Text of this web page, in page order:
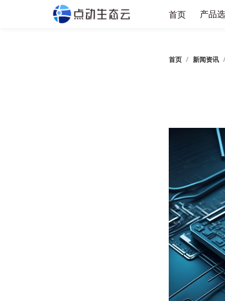
首页
首页 / 新闻